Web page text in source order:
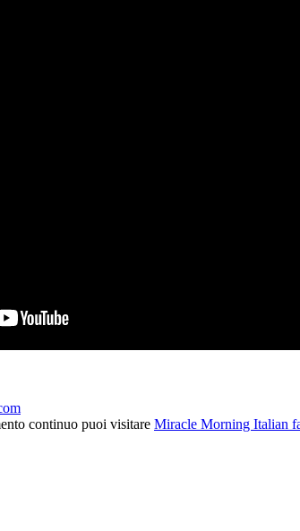
continuo puoi visitare Miracle Morning Italian